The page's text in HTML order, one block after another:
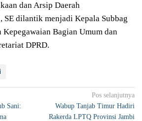
dan Arsip Daerah
dilantik menjadi Kepala Subbag
Kepegawaian Bagian Umum dan
DPRD.
Sani:
Pos selanjutnya
Wabup Tanjab Timur Hadiri
Rakerda LPTQ Provinsi Jambi